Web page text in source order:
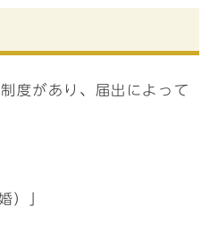
度があり、届出によって
）」